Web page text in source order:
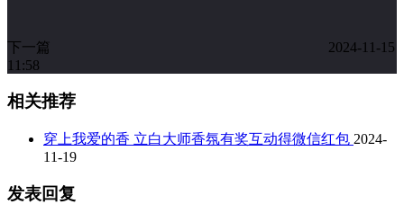
下一篇
2024-11-15
11:58
相关推荐
穿上我爱的香 立白大师香氛有奖互动得微信红包 2024-
11-19
发表回复